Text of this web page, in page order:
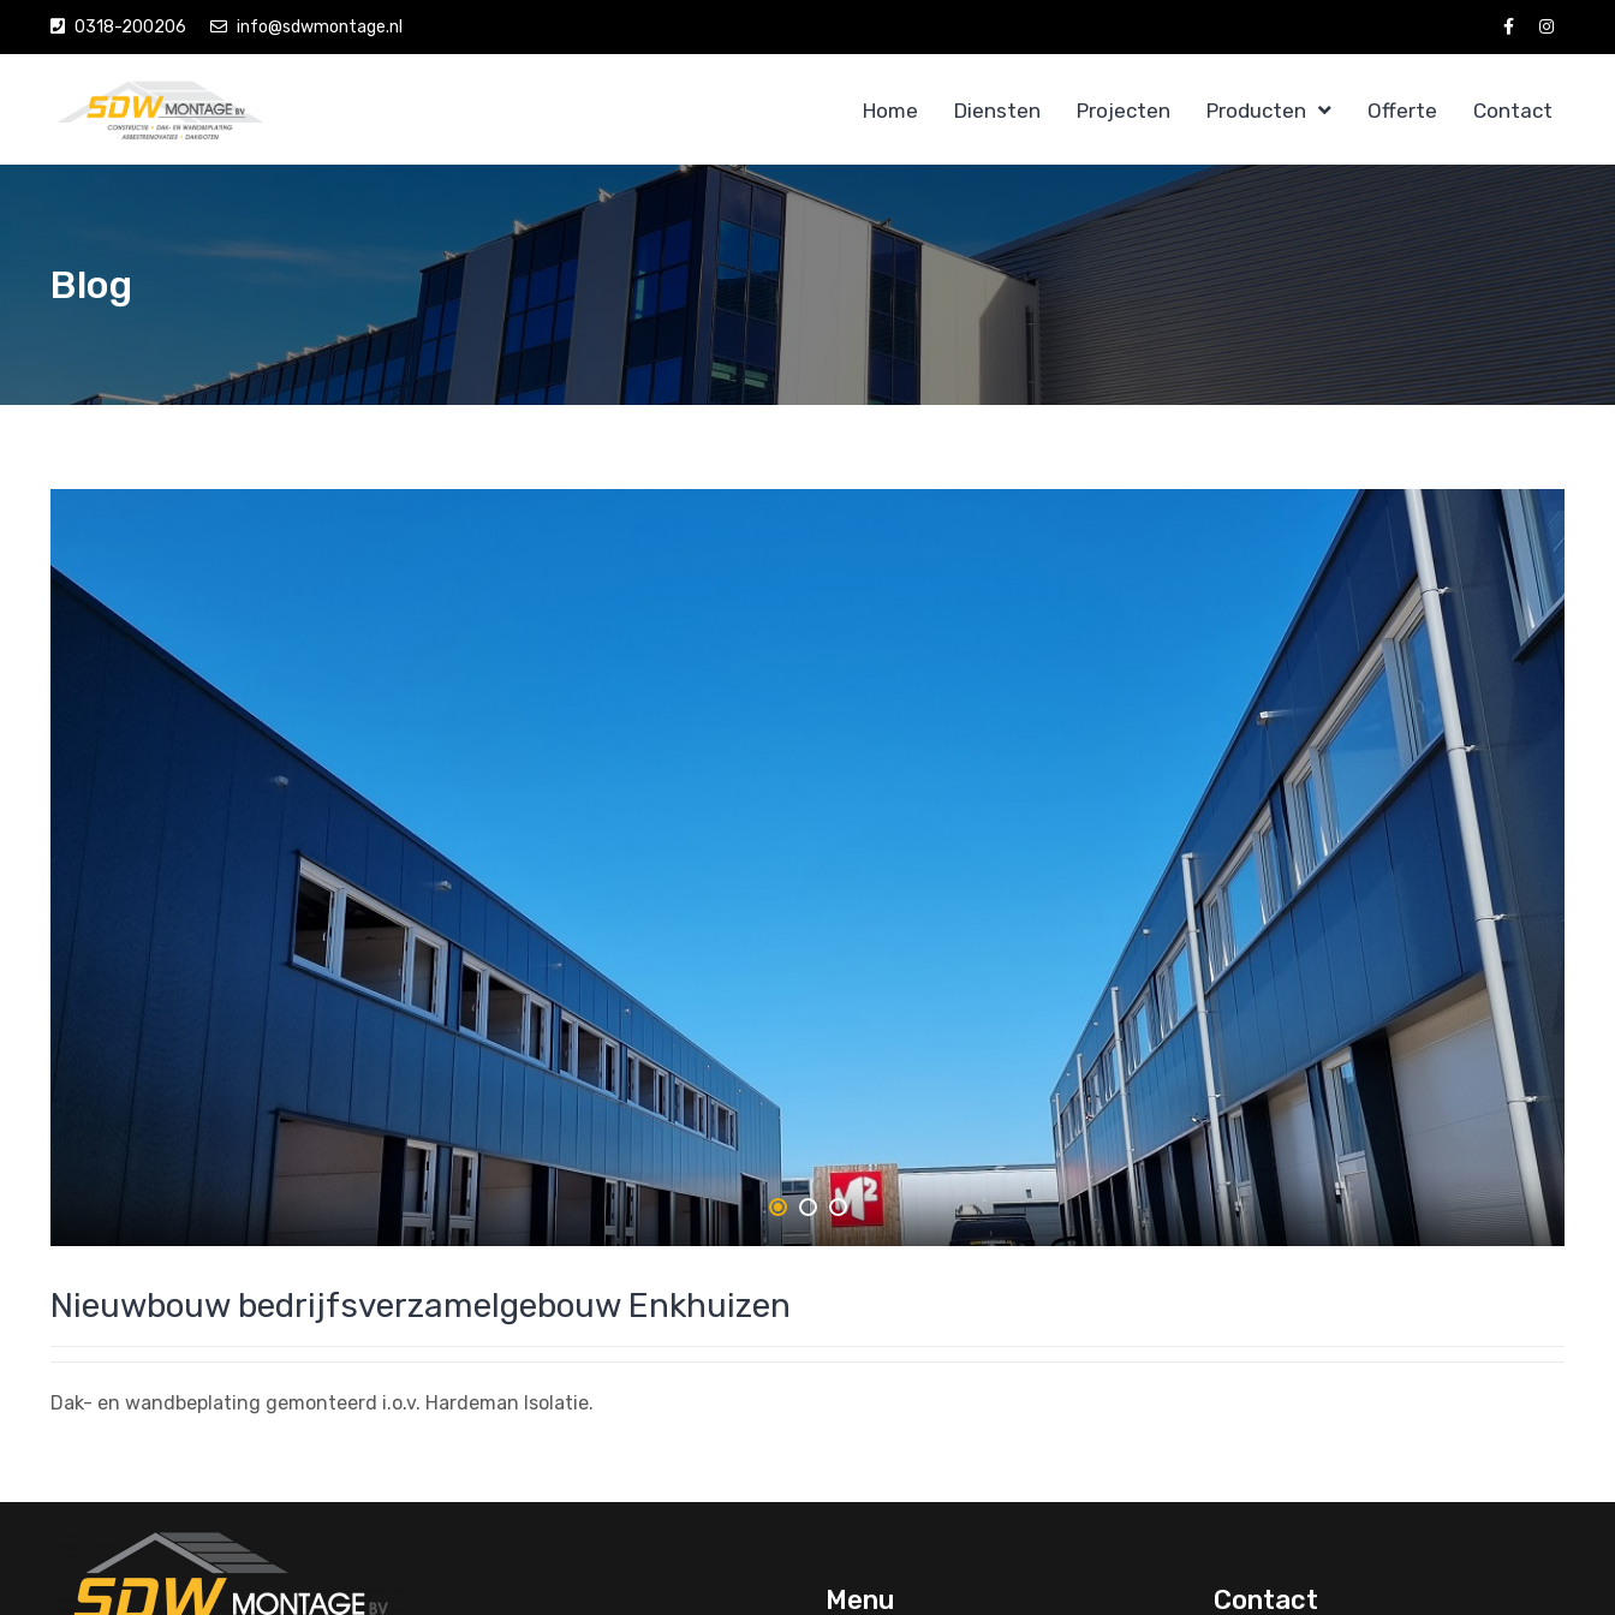
0318-200206 info@sdwmontage.nl
Home Diensten Projecten Producten Offerte Contact
Blog
Nieuwbouw bedrijfsverzamelgebouw Enkhuizen
Dak- en wandbeplating gemonteerd i.o.v. Hardeman Isolatie.
Menu Contact